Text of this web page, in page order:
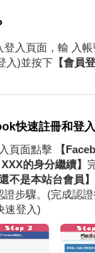
登入頁面，輸 入
入)並按下 【會員
快速註冊和登
頁面點擊 【
XXX的身分繼續】
還不是本站台會員】
證步驟。(完成認
速登入)